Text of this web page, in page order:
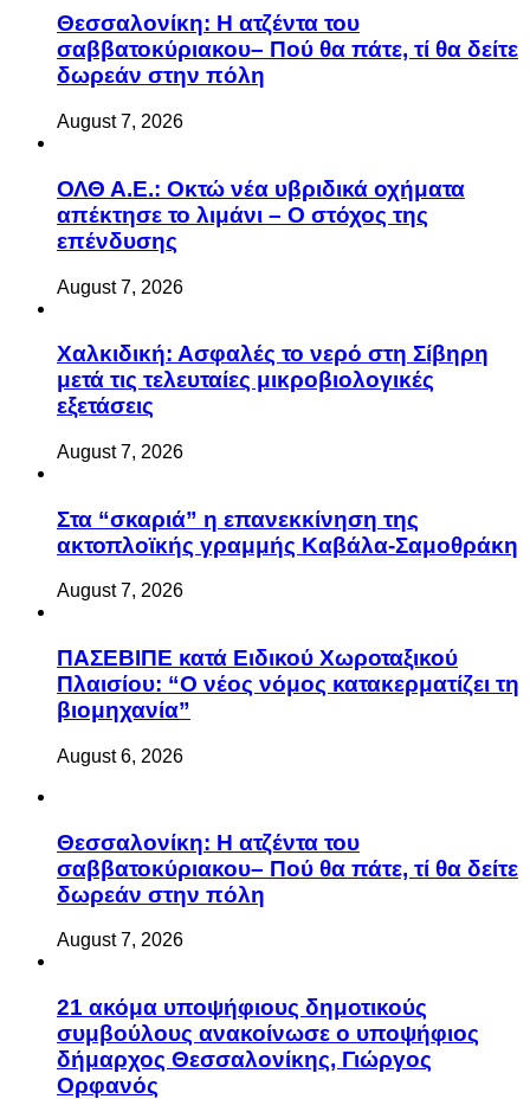
Θεσσαλονίκη: Η ατζέντα του
σαββατοκύριακου– Πού θα πάτε, τί θα δείτε
δωρεάν στην πόλη
August 7, 2026
ΟΛΘ Α.Ε.: Οκτώ νέα υβριδικά οχήματα
απέκτησε το λιμάνι – Ο στόχος της
επένδυσης
August 7, 2026
Χαλκιδική: Ασφαλές το νερό στη Σίβηρη
μετά τις τελευταίες μικροβιολογικές
εξετάσεις
August 7, 2026
Στα “σκαριά” η επανεκκίνηση της
ακτοπλοϊκής γραμμής Καβάλα-Σαμοθράκη
August 7, 2026
ΠΑΣΕΒΙΠΕ κατά Ειδικού Χωροταξικού
Πλαισίου: “Ο νέος νόμος κατακερματίζει τη
βιομηχανία”
August 6, 2026
Θεσσαλονίκη: Η ατζέντα του
σαββατοκύριακου– Πού θα πάτε, τί θα δείτε
δωρεάν στην πόλη
August 7, 2026
21 ακόμα υποψήφιους δημοτικούς
συμβούλους ανακοίνωσε ο υποψήφιος
δήμαρχος Θεσσαλονίκης, Γιώργος
Ορφανός